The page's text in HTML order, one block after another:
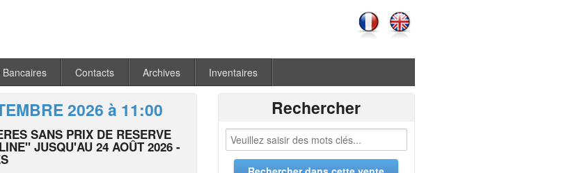
Bancaires Contacts Archives Inventaires
2026 à 11:00
SANS PRIX DE RESERVE
JUSQU'AU 24 AOÛT 2026 -
Rechercher